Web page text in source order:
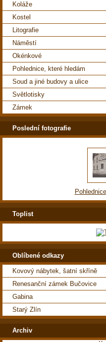
Koláže
Kostel
Litografie
Náměstí
Okénkové
Pohlednice, které hledám
Soud a jiné budovy a ulice
Světlotisky
Zámek
Poslední fotografie
Toplist
Oblíbené odkazy
Kovový nábytek, šatní skříně
Renesanční zámek Bučovice
Gabina
Starý Zlín
Archiv